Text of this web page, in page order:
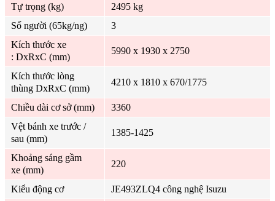
Tự trọng (kg)
2495 kg
Số người (65kg/ng)
3
Kích thước xe
: DxRxC (mm)
5990 x 1930 x 2750
Kích thước lòng
thùng DxRxC (mm)
4210 x 1810 x 670/1775
Chiều dài cơ sở (mm)
3360
Vệt bánh xe trước /
sau (mm)
1385-1425
Khoảng sáng gầm
xe (mm)
220
Kiểu động cơ JE493ZLQ4 công nghệ Isuzu